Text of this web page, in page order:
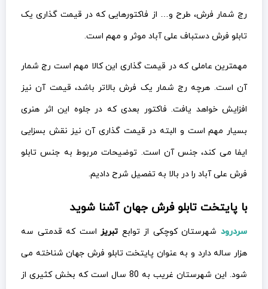
رج شمار فرش، طرح و… از فاکتورهایی که در قیمت گذاری یک
تابلو فرش دستباف علی آباد موثر و مهم است.
مهمترین عاملی که در قیمت گذاری این کالا مهم است رج شمار
آن است. هرچه رج شمار یک فرش بالاتر باشد، قیمت آن نیز
افزایش خواهد یافت. فاکتور بعدی که در جلوه این اثر هنری
بسیار مهم است و البته در قیمت گذاری آن نیز نقش بسزایی
ایفا می کند، جنس آن است. توضیحات مربوط به جنس تابلو
فرش علی آباد را در بالا به تفصیل شرح دادیم.
با پایتخت تابلو فرش جهان آشنا شوید
سردرودشهرستان کوچکی از توابع تبریزاست که قدمتی سه
هزار ساله دارد و به عنوان پایتخت تابلو فرش جهان شناخته می
شود. این شهرستان غریب به 80 سال است که بخش کثیری از